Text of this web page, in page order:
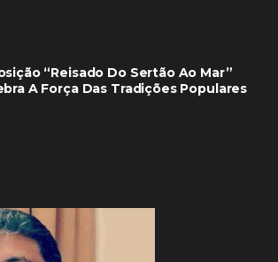
“Reisado Do Sertão Ao Mar”
A Força Das Tradições Populares